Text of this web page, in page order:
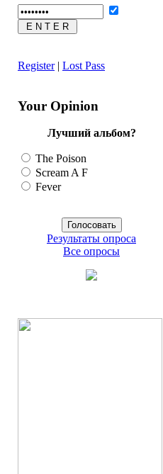
Register| Lost Pass
Your Opinion
Лучший альбом?
The Poison
Scream A F
Fever
Результаты опроса
Все опросы